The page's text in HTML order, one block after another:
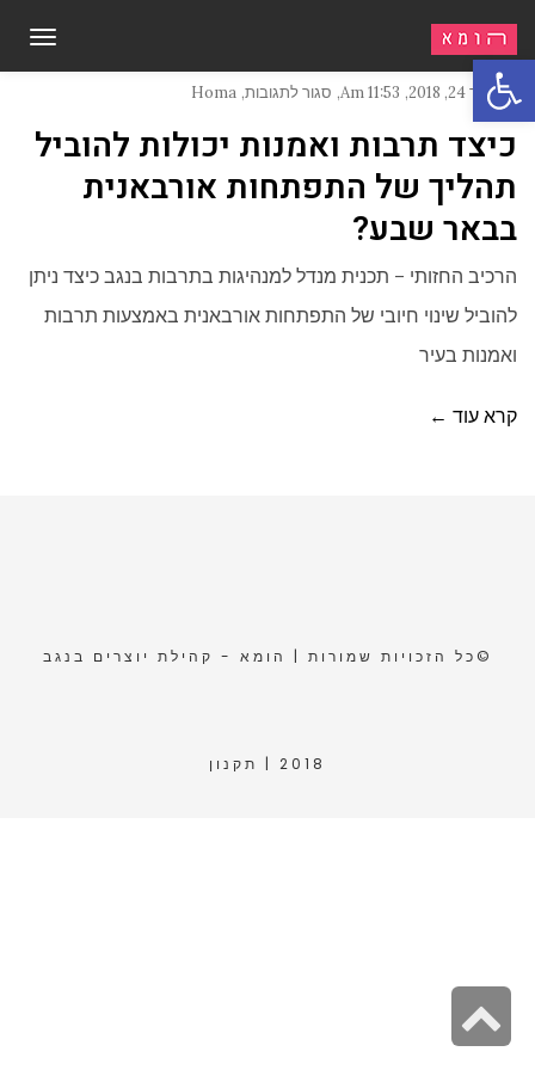
פתח סרגל נגישות
נובמבר 24, 2018 11:53 Am סגור לתגובות
על
תרבות
ואמנות
יכולות
להוביל
בבאר
Homa
כיצד תרבות ואמנות יכולות להוביל
תהליך של התפתחות אורבאנית
בבאר שבע?​
הרכיב החזותי – תכנית מנדל למנהיגות בתרבות בנגב כיצד ניתן
להוביל שינוי חיובי של התפתחות אורבאנית באמצעות תרבות
ואמנות בעיר
קרא עוד ←
©כל הזכויות שמורות | הומא - קהילת יוצרים בנגב
2018 | תקנון
לראש